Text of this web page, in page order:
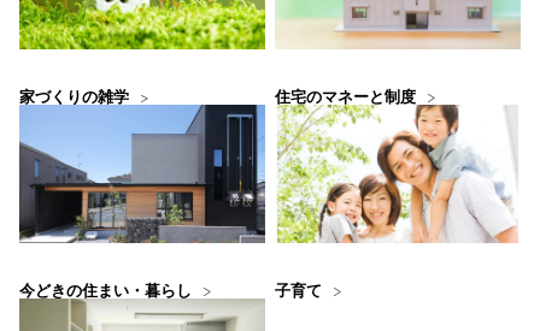
家づくりの雑学 住宅のマネーと制度
今どきの住まい・暮らし 子育て